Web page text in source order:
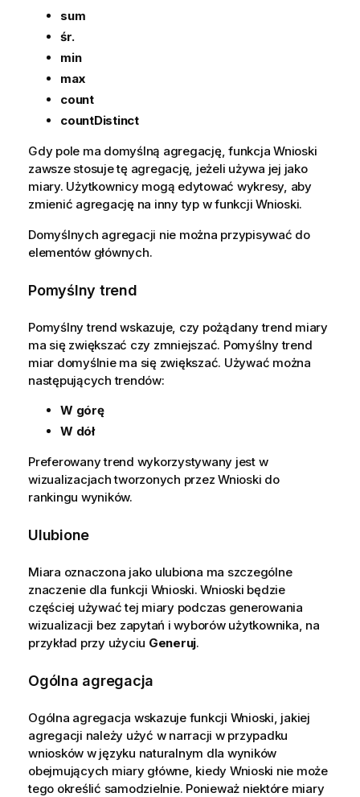
sum
śr.
min
max
count
countDistinct
Gdy pole ma domyślną agregację, funkcja Wnioski
zawsze stosuje tę agregację, jeżeli używa jej jako
miary. Użytkownicy mogą edytować wykresy, aby
zmienić agregację na inny typ w funkcji Wnioski.
Domyślnych agregacji nie można przypisywać do
elementów głównych.
Pomyślny trend
Pomyślny trend wskazuje, czy pożądany trend miary
ma się zwiększać czy zmniejszać. Pomyślny trend
miar domyślnie ma się zwiększać. Używać można
następujących trendów:
W górę
W dół
Preferowany trend wykorzystywany jest w
wizualizacjach tworzonych przez Wnioski do
rankingu wyników.
Ulubione
Miara oznaczona jako ulubiona ma szczególne
znaczenie dla funkcji Wnioski.Wnioski będzie
częściej używać tej miary podczas generowania
wizualizacji bez zapytań i wyborów użytkownika, na
przykład przy użyciu Generuj.
Ogólna agregacja
Ogólna agregacja wskazuje funkcji Wnioski, jakiej
agregacji należy użyć w narracji w przypadku
wniosków w języku naturalnym dla wyników
obejmujących miary główne, kiedy Wnioski nie może
tego określić samodzielnie. Ponieważ niektóre miary